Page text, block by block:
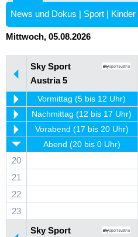
News und Dokus | Sport | Kinder
Mittwoch, 05.08.2026
Sky Sport
Austria 5
Vormittag (5 bis 12 Uhr)
Nachmittag (12 bis 17 Uhr)
Vorabend (17 bis 20 Uhr)
Abend (20 bis 0 Uhr)
20
21
22
23
Sky Sport